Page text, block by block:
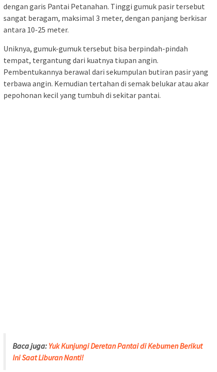
dengan garis Pantai Petanahan. Tinggi gumuk pasir tersebut
sangat beragam, maksimal 3 meter, dengan panjang berkisar
antara 10-25 meter.
Uniknya, gumuk-gumuk tersebut bisa berpindah-pindah
tempat, tergantung dari kuatnya tiupan angin.
Pembentukannya berawal dari sekumpulan butiran pasir yang
terbawa angin. Kemudian tertahan di semak belukar atau akar
pepohonan kecil yang tumbuh di sekitar pantai.
Baca juga: Yuk Kunjungi Deretan Pantai di Kebumen Berikut
Ini Saat Liburan Nanti!